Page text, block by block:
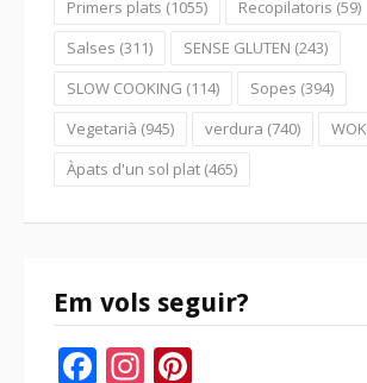
Primers plats (1055) Recopilatoris (59)
Salses (311) SENSE GLUTEN (243)
SLOW COOKING (114) Sopes (394)
Vegetarià (945) verdura (740) WOK
Àpats d'un sol plat (465)
Em vols seguir?
Facebook
Instagram